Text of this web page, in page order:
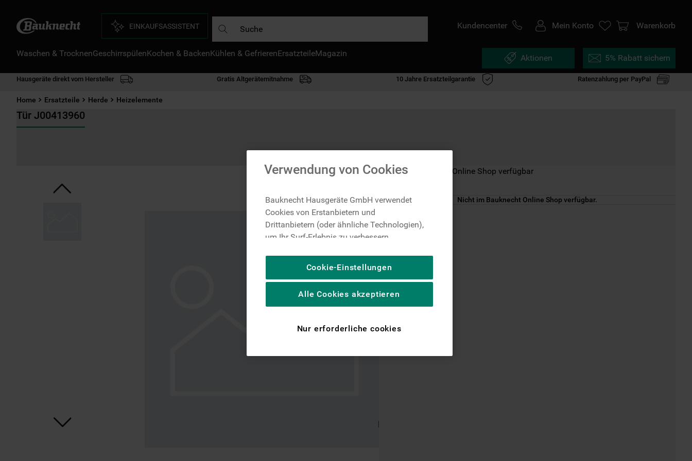
EINKAUFSASSISTENT Kundencenter Mein Konto Warenkorb
Waschen & TrocknenGeschirrspülenKochen & BackenKühlen & GefrierenErsatzteileMagazin Aktionen 5% Rabatt sichern
Hausgeräte direkt vom Hersteller Gratis Altgerätemitnahme 10 Jahre Ersatzteilgarantie Ratenzahlung per PayPal
Home Ersatzteile Herde Heizelemente
Tür J00413960
Nicht im Bauknecht Online Shop verfügbar
Nicht im Bauknecht Online Shop verfügbar.
Verwendung von Cookies
Bauknecht Hausgeräte GmbH verwendet
Cookies von Erstanbietern und
Drittanbietern (oder ähnliche Technologien),
um Ihr Surf-Erlebnis zu verbessern
um die redaktionellen Inhalte der Website
basierend auf Ihrer Nutzung der Website zu
personalisieren, die Funktionalität der
spezifische Funktionen anzubieten
Plattformen, beispielsweise Google LLC –
Cookie-Einstellungen
Nur erforderliche cookies
Alle Cookies akzeptieren
DIE HÄUFIGSTEN SUCHANFRAGEN
gefrierschrank
kühl-gefrierkombination freistehend